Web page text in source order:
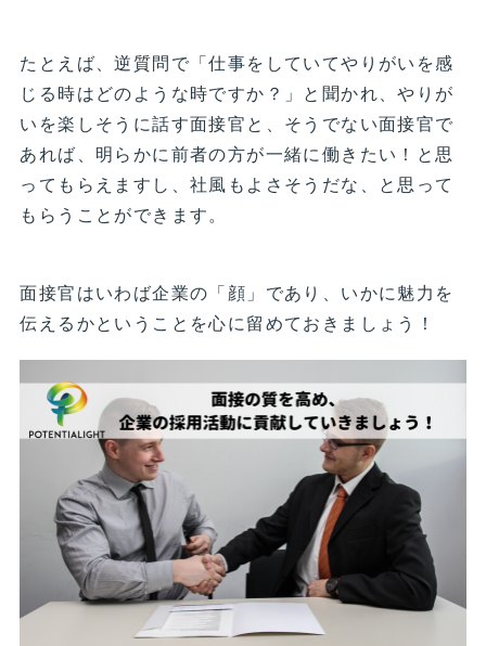
たとえば、逆質問で「仕事をしていてやりがいを感
じる時はどのような時ですか？」と聞かれ、やりが
いを楽しそうに話す面接官と、そうでない面接官で
あれば、明らかに前者の方が一緒に働きたい！と思
ってもらえますし、社風もよさそうだな、と思って
もらうことができます。
面接官はいわば企業の「顔」であり、いかに魅力を
伝えるかということを心に留めておきましょう！